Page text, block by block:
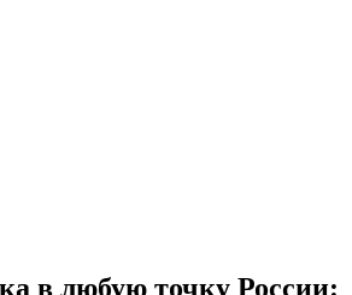
в любую точку России: